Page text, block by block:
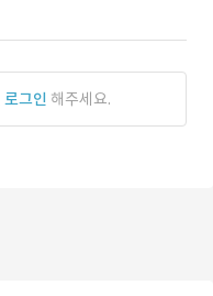
로그인 해주세요.